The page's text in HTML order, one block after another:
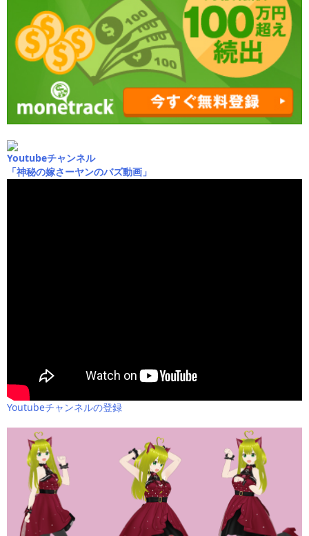
Youtubeチャンネル
「神秘の嫁さーヤンのバズ動画」
Youtubeチャンネルの登録